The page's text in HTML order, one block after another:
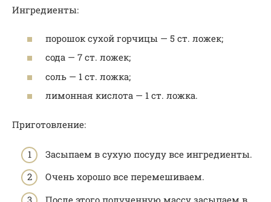
Ингредиенты:
порошок сухой горчицы — 5 ст. ложек;
сода — 7 ст. ложек;
соль — 1 ст. ложка;
лимонная кислота — 1 ст. ложка.
Приготовление:
Засыпаем в сухую посуду все ингредиенты.
Очень хорошо все перемешиваем.
После этого полученную массу засыпаем в